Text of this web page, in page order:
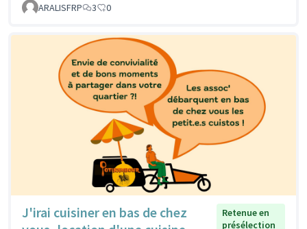
ARALISFRP
3 0
J'irai cuisiner en bas de chez
Retenue en
présélection